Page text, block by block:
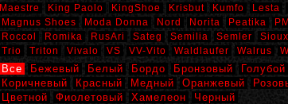
Maestre
King Paolo KingShoe Krisbut Kumfo Lesta
Magnus Shoes
Moda Donna Nord Norita Peatika
Roccol
Romika RusAri Sateg Semilia Semler Sioux
Trio
Triton Vivalo VS VV-Vito Waldlaufer Walrus
Все Бежевый Белый Бордо Бронзовый Голубой
Коричневый
Красный Медный Оранжевый
Цветной
Фиолетовый Хамелеон
Черный